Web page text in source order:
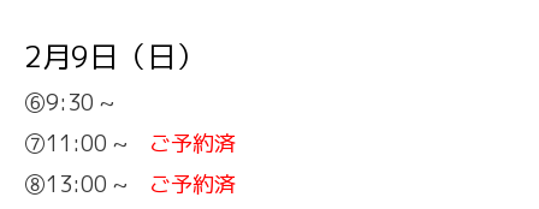
2月9日（日）
⑥9:30 ~
⑦11:00 ~ ご予約済
⑧13:00 ~ ご予約済